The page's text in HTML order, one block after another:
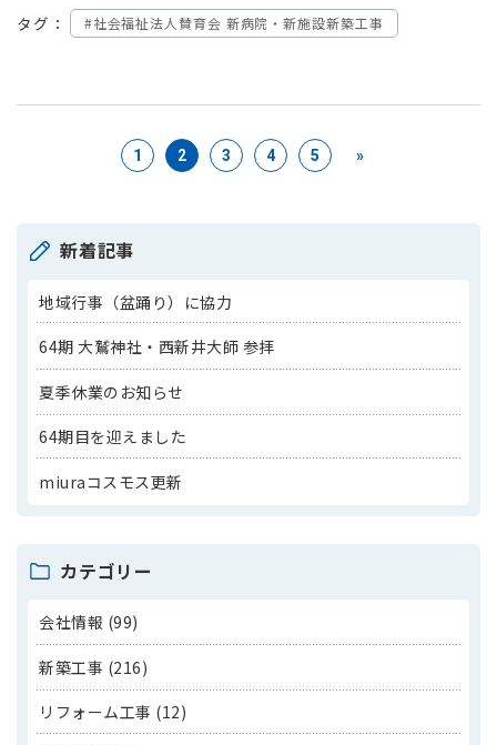
タグ： #社会福祉法人賛育会 新病院・新施設新築工事
1 2 3 4 5 »
新着記事
地域行事（盆踊り）に協力
64期 大鷲神社・西新井大師 参拝
夏季休業のお知らせ
64期目を迎えました
miuraコスモス更新
カテゴリー
会社情報 (99)
新築工事 (216)
リフォーム工事 (12)